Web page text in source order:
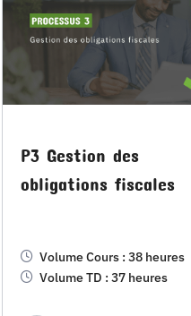
P3 Gestion des
obligations fiscales
Volume Cours : 38 heures
Volume TD : 37 heures